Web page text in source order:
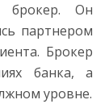
брокер. Он
партнером
Брокер
банка, а
уровне.